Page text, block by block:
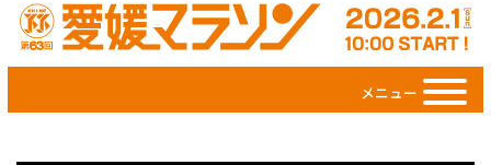
メニュー